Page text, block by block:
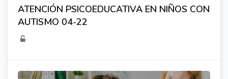
ATENCIÓN PSICOEDUCATIVA EN NIÑOS CON
AUTISMO 04-22